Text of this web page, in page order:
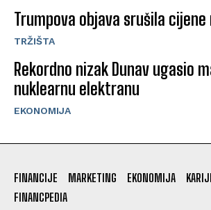
Trumpova objava srušila
TRŽIŠTA
Rekordno nizak Dunav ugasio
nuklearnu elektranu
EKONOMIJA
FINANCIJE MARKETING EKONOMIJA
FINANCPEDIA